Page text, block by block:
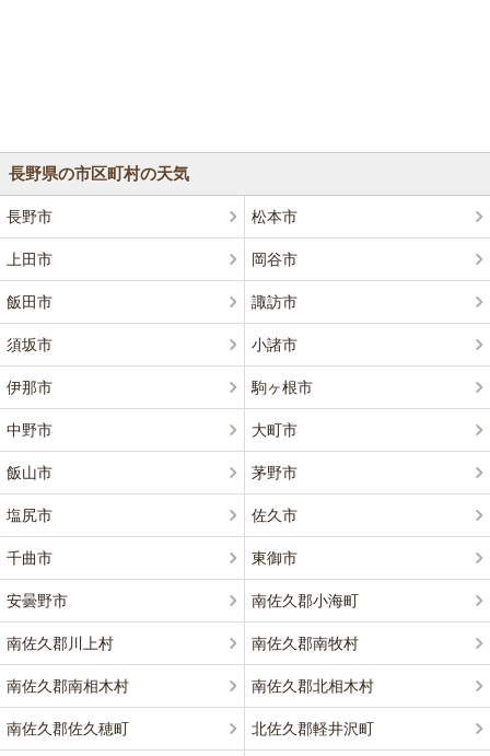
長野県の市区町村の天気
長野市 松本市
上田市 岡谷市
飯田市 諏訪市
須坂市 小諸市
伊那市 駒ヶ根市
中野市 大町市
飯山市 茅野市
塩尻市 佐久市
千曲市 東御市
安曇野市 南佐久郡小海町
南佐久郡川上村 南佐久郡南牧村
南佐久郡南相木村 南佐久郡北相木村
南佐久郡佐久穂町 北佐久郡軽井沢町